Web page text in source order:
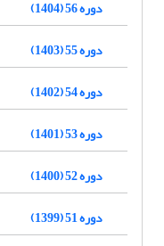
دوره 56 (1404)
دوره 55 (1403)
دوره 54 (1402)
دوره 53 (1401)
دوره 52 (1400)
دوره 51 (1399)